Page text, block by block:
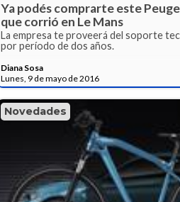
Ya podés comprarte este
que corrió en Le Mans
La empresa te proveerá del soporte
por período de dos años.
Diana Sosa
Lunes, 9 de mayo de 2016
Novedades